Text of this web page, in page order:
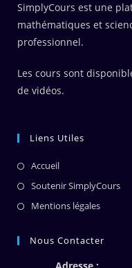
SimplyCours est une
mathématiques et
professionnel.
Les cours sont
de vidéos.
Liens Utiles
Accueil
Soutenir SimplyCours
Mentions légales
Nous Contacter